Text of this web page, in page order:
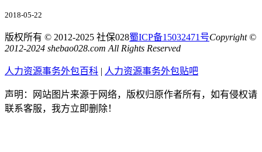
2018-05-22
版权所有 © 2012-2025 社保028蜀ICP备15032471号Copyright ©
2012-2024 shebao028.com All Rights Reserved
人力资源事务外包百科 人力资源事务外包贴吧
声明：网站图片来源于网络，版权归原作者所有，如有侵权请
联系客服，我方立即删除！